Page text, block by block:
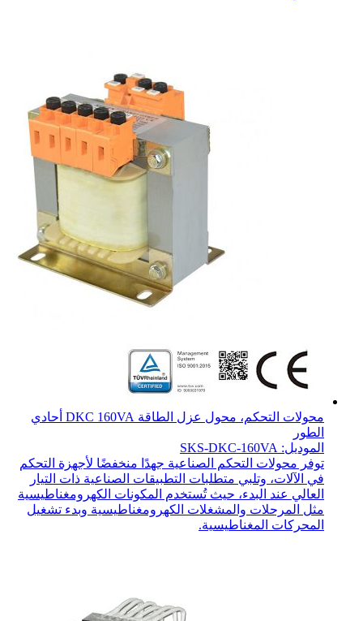
محولات التحكم، محول عزل الطاقة DKC 160VA أحادي
الطور
الموديل: SKS-DKC-160VA
توفر محولات التحكم الصناعية جهدًا منخفضًا لأجهزة التحكم
في الآلات، وتلبي متطلبات التطبيقات الصناعية ذات التيار
العالي عند البدء، حيث تُستخدم المكونات الكهرومغناطيسية
مثل المرحلات والمشغلات الكهرومغناطيسية وبدء تشغيل
المحركات المغناطيسية.